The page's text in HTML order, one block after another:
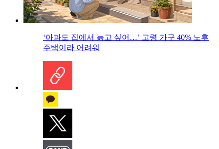
‘아파도 집에서 늙고 싶어…’ 고령 가구 40% 노후
주택이라 어려워